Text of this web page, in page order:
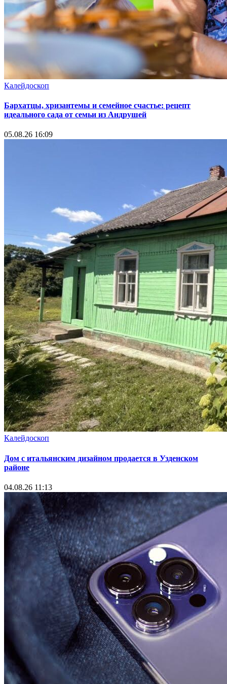
Калейдоскоп
Бархатцы, хризантемы и семейное счастье: рецепт
идеального сада от семьи из Андрушей
05.08.26 16:09
Калейдоскоп
Дом с итальянским дизайном продается в Узденском
районе
04.08.26 11:13